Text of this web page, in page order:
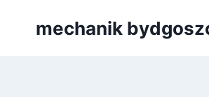
mechanik